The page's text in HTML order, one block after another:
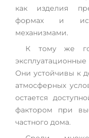
как изделия
формах и
механизмами.
К тому же
Они устойчивы к
атмосферных
остается
фактором при
частного дома.